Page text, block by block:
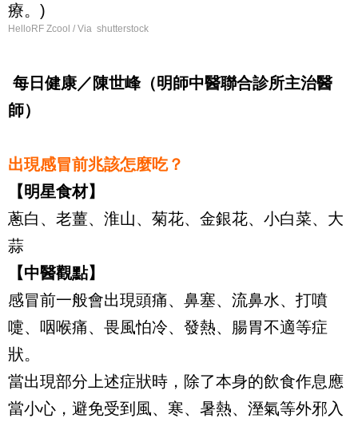
療。)
HelloRF Zcool / Via shutterstock
每日健康／陳世峰（明師中醫聯合診所主治醫
師）
出現感冒前兆該怎麼吃？
【明星食材】
蔥白、老薑、淮山、菊花、金銀花、小白菜、大
蒜
【中醫觀點】
感冒前一般會出現頭痛、鼻塞、流鼻水、打噴
嚏、咽喉痛、畏風怕冷、發熱、腸胃不適等症
狀。
當出現部分上述症狀時，除了本身的飲食作息應
當小心，避免受到風、寒、暑熱、溼氣等外邪入